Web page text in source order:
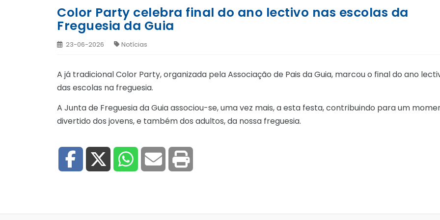
Color Party celebra final do ano lectivo nas escolas da
Freguesia da Guia
23-06-2026 Notícias
A já tradicional Color Party, organizada pela Associação de Pais da Guia, marcou o final do ano
das escolas na freguesia.
A Junta de Freguesia da Guia associou-se, uma vez mais, a esta festa, contribuindo para um
divertido dos jovens, e também dos adultos, da nossa freguesia.